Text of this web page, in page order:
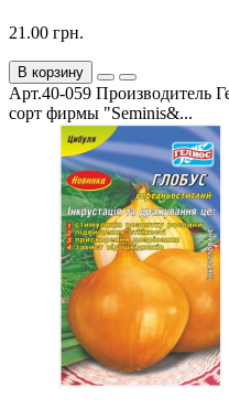
21.00 грн.
В корзину
Арт.40-059 Производитель
сорт фирмы "Seminis&...